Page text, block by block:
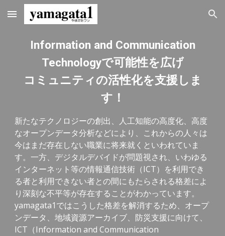
Skip to main content Skip to navigation
Information and Communication
Technologyで可能性を広げ
コミュニティの活性化を支援しま
す！
新たなテクノロジーの創出、人工知能の高度化、高度
なオープンデータ分析などにより、これからの人々は
今はまだ存在しない職業に将来就くといわれていま
す。一方、デジタルデバイドが問題視され、いわゆる
インターネット等の情報通信技術（ICT）を利用でき
る者と利用できない者との間にもたらされる格差によ
り深刻な不平等が存在することがわかっています。
yamagata1ではこうした格差を解消するため、オープ
ンデータ、地域資源アーカイブ、防災支援に向けて、
ICT（Information and Communication